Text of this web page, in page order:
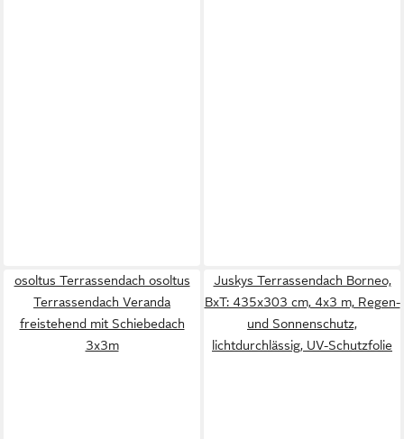
osoltus Terrassendach osoltus
Terrassendach Veranda
freistehend mit Schiebedach
3x3m
Juskys Terrassendach Borneo,
BxT: 435x303 cm, 4x3 m, Regen-
und Sonnenschutz,
lichtdurchlässig, UV-Schutzfolie